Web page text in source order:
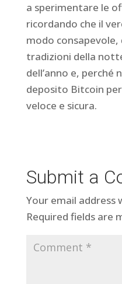
a sperimentare le
ricordando che il
modo
tradizioni della
dell’anno e, perché
deposito Bitcoin per
veloce e sicura.
Submit a
Your email address
Required fields are